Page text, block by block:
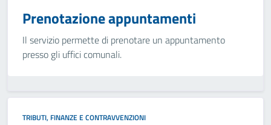
Prenotazione appuntamenti
Il servizio permette di prenotare un appuntamento
presso gli uffici comunali.
TRIBUTI, FINANZE E CONTRAVVENZIONI